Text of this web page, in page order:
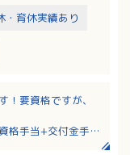
・育休実績あり
！要資格ですが、
格手当+交付金手当